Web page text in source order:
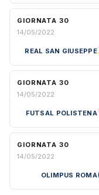
GIORNATA 30
14/05/2022
REAL SAN GIUSEPPE
GIORNATA 30
14/05/2022
FUTSAL POLISTENA
GIORNATA 30
14/05/2022
OLIMPUS ROMA